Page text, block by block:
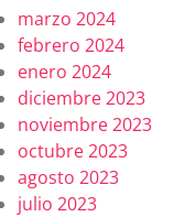
marzo 2024
febrero 2024
enero 2024
diciembre 2023
noviembre 2023
octubre 2023
agosto 2023
julio 2023